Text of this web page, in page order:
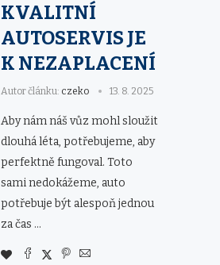
KVALITNÍ
AUTOSERVIS JE
K NEZAPLACENÍ
Autor článku: czeko 13. 8. 2025
Aby nám náš vůz mohl sloužit
dlouhá léta, potřebujeme, aby
perfektně fungoval. Toto
sami nedokážeme, auto
potřebuje být alespoň jednou
za čas …